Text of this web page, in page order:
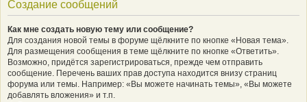
Создание сообщений
Как мне создать новую тему или сообщение?
Для создания новой темы в форуме щёлкните по кнопке «Новая тема».
Для размещения сообщения в теме щёлкните по кнопке «Ответить».
Возможно, придётся зарегистрироваться, прежде чем отправить
сообщение. Перечень ваших прав доступа находится внизу страниц
форума или темы. Например: «Вы можете начинать темы», «Вы можете
добавлять вложения» и т.п.